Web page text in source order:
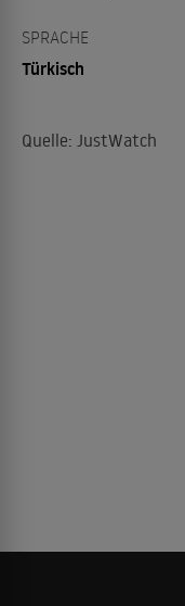
SPRACHE
Türkisch
Quelle: JustWatch